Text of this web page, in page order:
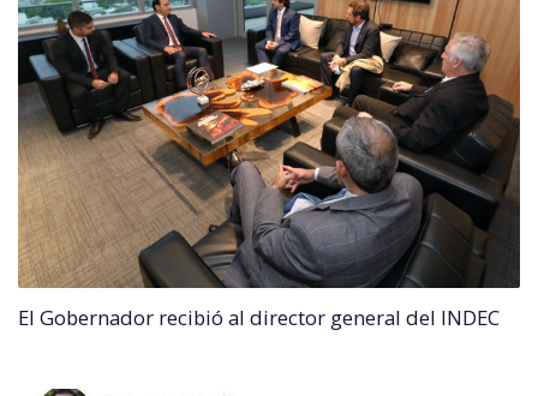
El Gobernador recibió al director general del INDEC